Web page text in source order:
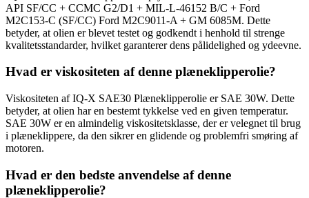
API SF/CC + CCMC G2/D1 + MIL-L-46152 B/C + Ford
M2C153-C (SF/CC) Ford M2C9011-A + GM 6085M. Dette
betyder, at olien er blevet testet og godkendt i henhold til strenge
kvalitetsstandarder, hvilket garanterer dens pålidelighed og ydeevne.
Hvad er viskositeten af denne plæneklipperolie?
Viskositeten af IQ-X SAE30 Plæneklipperolie er SAE 30W. Dette
betyder, at olien har en bestemt tykkelse ved en given temperatur.
SAE 30W er en almindelig viskositetsklasse, der er velegnet til brug
i plæneklippere, da den sikrer en glidende og problemfri smøring af
motoren.
Hvad er den bedste anvendelse af denne
plæneklipperolie?